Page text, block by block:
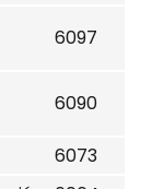
6097
6090
6073